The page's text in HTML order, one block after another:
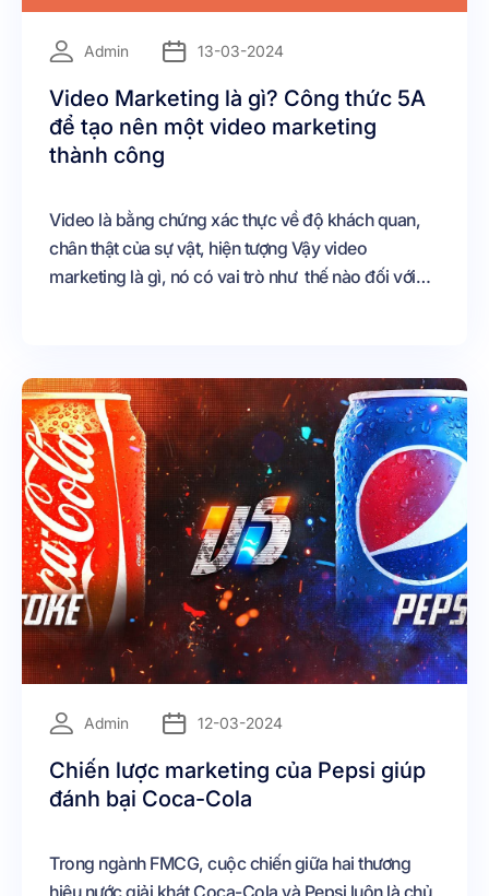
Admin 13-03-2024
Video Marketing là gì? Công thức 5A
để tạo nên một video marketing
thành công
Video là bằng chứng xác thực về độ khách quan,
chân thật của sự vật, hiện tượng Vậy video
marketing là gì, nó có vai trò như thế nào đối với
là tiếp thị “sản phẩm” bằng video
Admin 12-03-2024
Chiến lược marketing của Pepsi giúp
đánh bại Coca-Cola
Trong ngành FMCG, cuộc chiến giữa hai thương
hiệu nước giải khát Coca-Cola và Pepsi luôn là chủ